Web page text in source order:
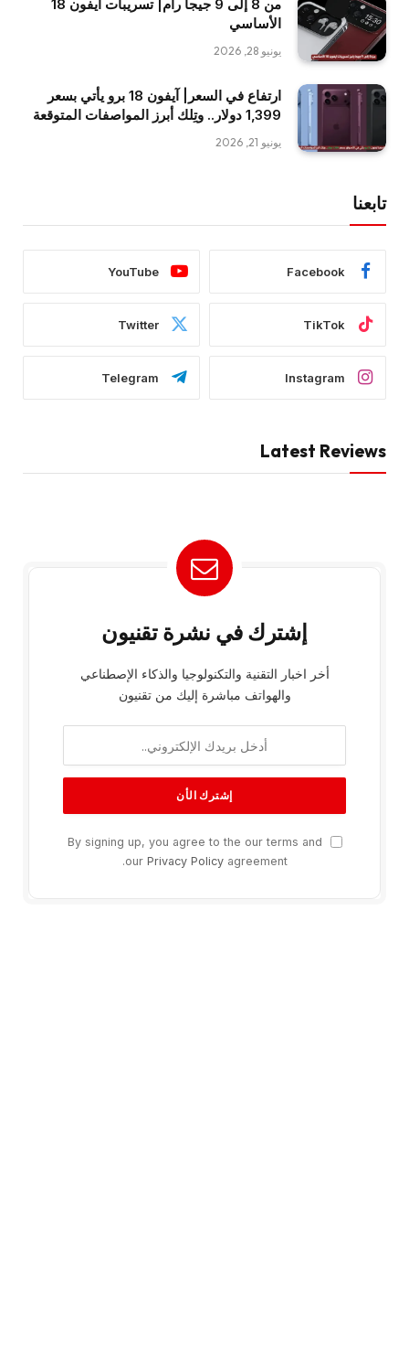
من 8 إلى 9 جيجا رام| تسريبات آيفون 18
الأساسي
يونيو 28, 2026
ارتفاع في السعر| آيفون 18 برو يأتي بسعر
1,399 دولار.. وتِلك أبرز المواصفات المتوقعة
يونيو 21, 2026
تابعنا
Facebook
YouTube
TikTok
Twitter
Instagram
Telegram
Latest Reviews
إشترك في نشرة تقنيون
أخر اخبار التقنية والتكنولوجيا والذكاء الإصطناعي
والهواتف مباشرة إليك من تقنيون
By signing up, you agree to the our terms and
our Privacy Policyagreement.